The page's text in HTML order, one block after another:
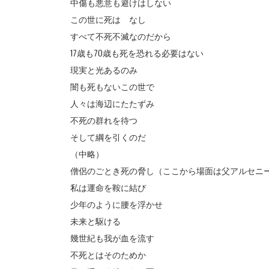
中傷も悪意も避けはしない
この世に死は なし
すべて不死不滅なのだから
17歳も70歳も死を恐れる必要はない
現実と光あるのみ
闇も死もないこの世で
人々は海辺にたたずみ
不死の群れを待つ
そして綱を引くのだ
（中略）
僧侶のごとき死の脅し（ここから場面は父アルセニ
私は運命を鞍に結び
少年のように腰を浮かせ
未来と駆ける
幾世紀も我が血を流す
不死とはそのためか